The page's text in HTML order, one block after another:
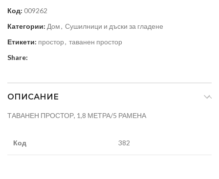
Код: 009262
Категории: Дом, Сушилници и дъски за гладене
Етикети: простор, таванен простор
Share:
ОПИСАНИЕ
ТАВАНЕН ПРОСТОР, 1,8 МЕТРА/5 РАМЕНА
Код 382